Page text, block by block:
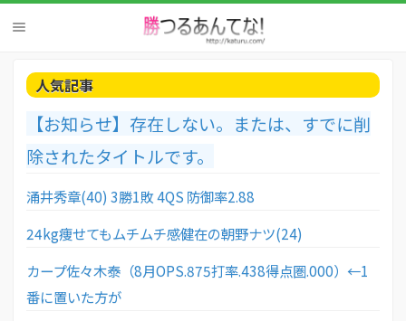
人気記事
【お知らせ】存在しない。または、すでに削
除されたタイトルです。
涌井秀章(40) 3勝1敗 4QS 防御率2.88
24kg痩せてもムチムチ感健在の朝野ナツ(24)
カープ佐々木泰（8月OPS.875打率.438得点圏.000）←1
番に置いた方が